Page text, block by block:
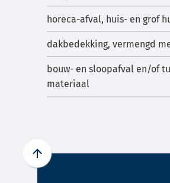
horeca-afval, huis- en grof
dakbedekking, vermengd
bouw- en sloopafval en/of
materiaal
Scroll